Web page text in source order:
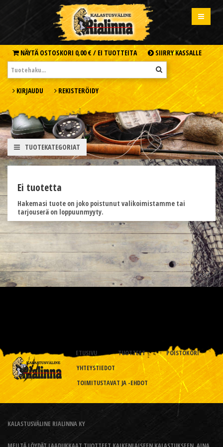
NÄYTÄ OSTOSKORI 0,00 € / EI TUOTTEITA SIIRRY KASSALLE
KIRJAUDU REKISTERÖIDY
TUOTEKATEGORIAT
Ei tuotetta
Hakemasi tuote on joko poistunut valikoimistamme tai
tarjouserä on loppuunmyyty.
ETUSIVU TUOTTEET
POISTOKORI
YHTEYSTIEDOT
TOIMITUSTAVAT JA -EHDOT
KALASTUSVÄLINE RIALINNA KY